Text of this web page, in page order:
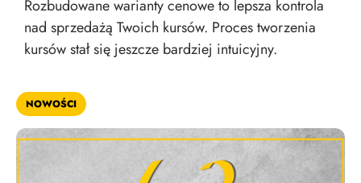
Rozbudowane warianty cenowe to lepsza kontrola
nad sprzedażą Twoich kursów. Proces tworzenia
kursów stał się jeszcze bardziej intuicyjny.
NOWOŚCI